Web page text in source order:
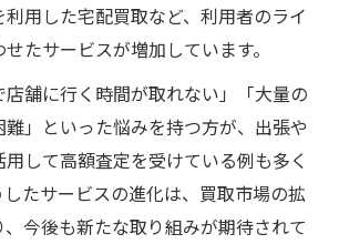
用した宅配買取など、利用者のライ
たサービスが増加しています。
舗に行く時間が取れない」「大量の
」といった悩みを持つ方が、出張や
して高額査定を受けている例も多く
したサービスの進化は、買取市場の拡
今後も新たな取り組みが期待されて